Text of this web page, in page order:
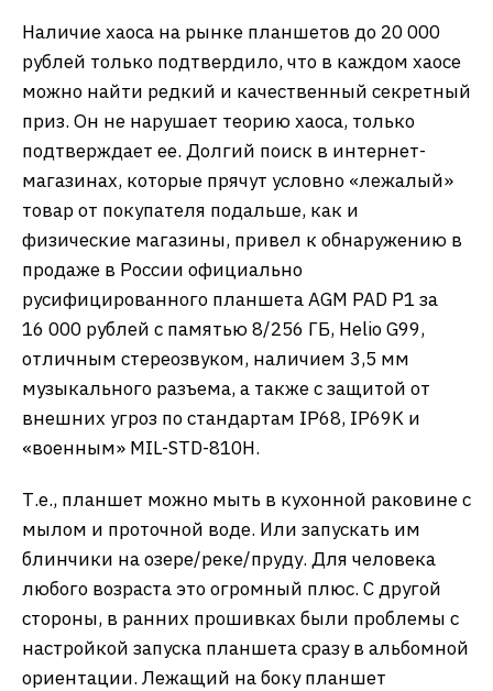
Наличие хаоса на рынке планшетов до 20 000
рублей только подтвердило, что в каждом хаосе
можно найти редкий и качественный секретный
приз. Он не нарушает теорию хаоса, только
подтверждает ее. Долгий поиск в интернет-
магазинах, которые прячут условно «лежалый»
товар от покупателя подальше, как и
физические магазины, привел к обнаружению в
продаже в России официально
русифицированного планшета AGM PAD P1 за
16 000 рублей с памятью 8/256 ГБ, Helio G99,
отличным стереозвуком, наличием 3,5 мм
музыкального разъема, а также с защитой от
внешних угроз по стандартам IP68, IP69K и
«военным» MIL-STD-810H.
Т.е., планшет можно мыть в кухонной раковине с
мылом и проточной воде. Или запускать им
блинчики на озере/реке/пруду. Для человека
любого возраста это огромный плюс. С другой
стороны, в ранних прошивках были проблемы с
настройкой запуска планшета сразу в альбомной
ориентации. Лежащий на боку планшет